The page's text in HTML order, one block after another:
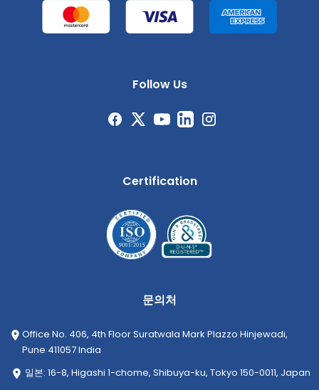
Follow Us
Certification
문의처
Office No. 406, 4th Floor Suratwala Mark Plazzo Hinjewadi,
Pune 411057 India
일본: 16-8, Higashi 1-chome, Shibuya-ku, Tokyo 150-0011, Japan